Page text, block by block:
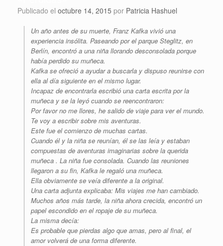
Publicado el octubre 14, 2015 por Patricia Hashuel
Un año antes de su muerte, Franz Kafka vivió una
experiencia insólita. Paseando por el parque Steglitz, en
Berlín, encontró a una niña llorando desconsolada porque
había perdido su muñeca.
Kafka se ofreció a ayudar a buscarla y dispuso reunirse con
ella al día siguiente en el mismo lugar.
Incapaz de encontrarla escribió una carta escrita por la
muñeca y se la leyó cuando se reencontraron:
Por favor no me llores, he salido de viaje para ver el mundo.
Te voy a escribir sobre mis aventuras.
Este fue el comienzo de muchas cartas.
Cuando él y la niña se reunían, él se las leía y estaban
compuestas de aventuras imaginarias sobre la querida
muñeca . La niña fue consolada. Cuando las reuniones
llegaron a su fin, Kafka le regaló una muñeca.
Ella obviamente se veía diferente a la original.
Una carta adjunta explicaba: Mis viajes me han cambiado.
Muchos años más tarde, la niña ahora crecida, encontró un
papel escondido en el ropaje de su muñeca.
La misma decía:
Es probable que pierdas algo que amas, pero al final, el
amor volverá de una forma diferente.